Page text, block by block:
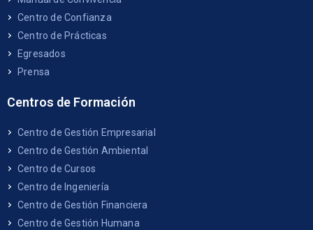
Centro de Confianza
Centro de Prácticas
Egresados
Prensa
Centros de Formación
Centro de Gestión Empresarial
Centro de Gestión Ambiental
Centro de Cursos
Centro de Ingeniería
Centro de Gestión Financiera
Centro de Gestión Humana